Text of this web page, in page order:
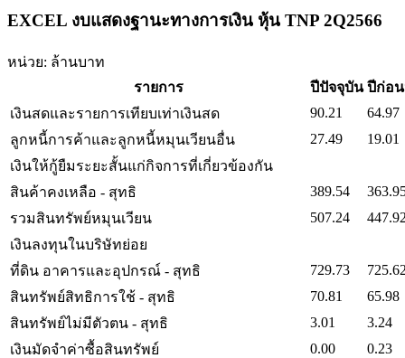
EXCEL งบแสดงฐานะทางการเงิน หุ้น TNP 2Q2566
หน่วย: ล้านบาท
รายการ
ปีปัจจุบัน ปีก่อ
เงินสดและรายการเทียบเท่าเงินสด
90.21
64.97
ลูกหนี้การค้าและลูกหนี้หมุนเวียนอื่น
27.49
19.01
เงินให้กู้ยืมระยะสั้นแก่กิจการที่เกี่ยวข้องกัน
สินค้าคงเหลือ - สุทธิ
389.54
รวมสินทรัพย์หมุนเวียน
507.24
เงินลงทุนในบริษัทย่อย
ที่ดิน อาคารและอุปกรณ์ - สุทธิ
729.73
สินทรัพย์สิทธิการใช้ - สุทธิ
70.81
65.98
สินทรัพย์ไม่มีตัวตน - สุทธิ
3.01
3.24
เงินมัดจำค่าซื้อสินทรัพย์
0.00
0.23